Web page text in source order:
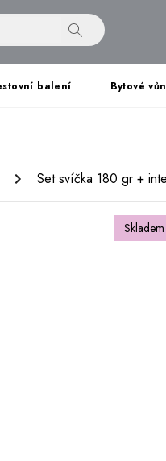
balení Bytové
Set svíčka 180 gr +
Skladem